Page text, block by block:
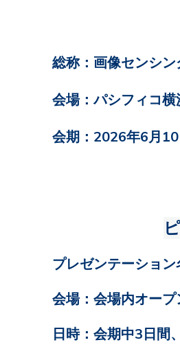
総称：画像センシ
会場：パシフィコ
会期：2026年6月
プレゼンテーショ
会場： 会場内オー
日時：会期中3日